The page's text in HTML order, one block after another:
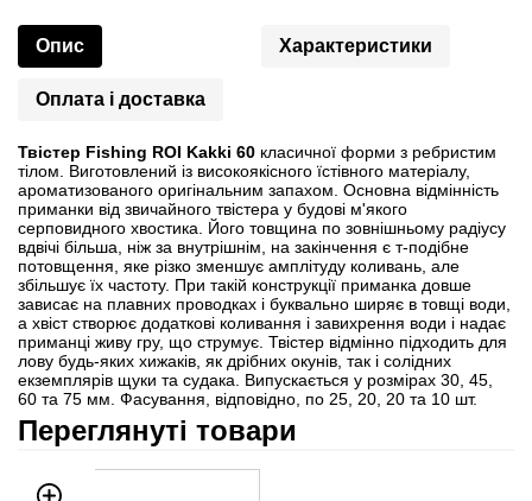
Опис Характеристики
Оплата і доставка
Твістер Fishing ROI Kakki 60 класичної форми з ребристим
тілом. Виготовлений із високоякісного їстівного матеріалу,
ароматизованого оригінальним запахом. Основна відмінність
приманки від звичайного твістера у будові м'якого
серповидного хвостика. Його товщина по зовнішньому радіусу
вдвічі більша, ніж за внутрішнім, на закінчення є т-подібне
потовщення, яке різко зменшує амплітуду коливань, але
збільшує їх частоту. При такій конструкції приманка довше
зависає на плавних проводках і буквально ширяє в товщі води,
а хвіст створює додаткові коливання і завихрення води і надає
приманці живу гру, що струмує. Твістер відмінно підходить для
лову будь-яких хижаків, як дрібних окунів, так і солідних
екземплярів щуки та судака. Випускається у розмірах 30, 45,
60 та 75 мм. Фасування, відповідно, по 25, 20, 20 та 10 шт.
Переглянуті товари